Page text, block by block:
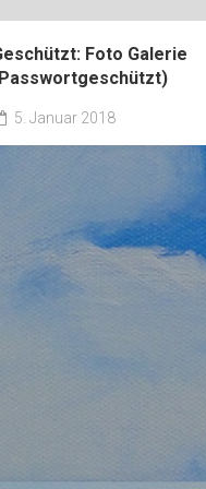
Foto Galerie
5. Januar 2018